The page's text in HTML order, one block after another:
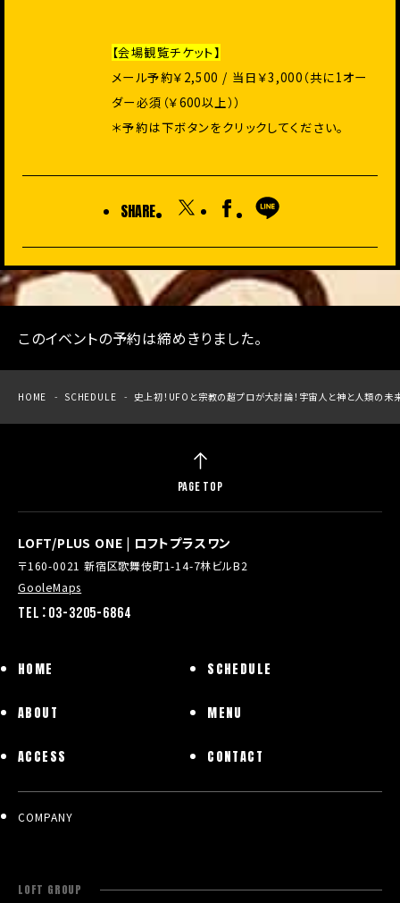
【会場観覧チケット】
メール予約￥2,500 / 当日￥3,000（共に1オー
ダー必須（￥600以上））
＊予約は下ボタンをクリックしてください。
SHARE
このイベントの予約は締めきりました。
HOME SCHEDULE 史上初！UFOと宗教の超プロが大討論！宇宙人と神と人類の未
LOFT/PLUS ONE | ロフトプラスワン
〒160-0021 新宿区歌舞伎町1-14-7林ビルB2
GooleMaps
TEL：03-3205-6864
HOME SCHEDULE
ABOUT MENU
ACCESS CONTACT
COMPANY
LOFT GROUP
PAGE TOP